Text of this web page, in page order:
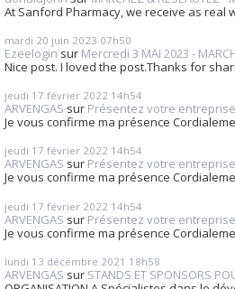
At Sanford Pharmacy, we receive as real
mardi 20 juin 2023 07h50
Ezeelogin sur Mercredi 3 MAI 2023 -
Nice post. I loved the post.Thanks for
jeudi 17 février 2022 14h54
ARVENGAS sur Présentez votre
Je vous confirme ma présence
jeudi 17 février 2022 14h54
ARVENGAS sur Présentez votre
Je vous confirme ma présence
jeudi 17 février 2022 14h54
ARVENGAS sur Présentez votre
Je vous confirme ma présence
lundi 13 décembre 2021 18h58
ARVENGAS sur STANDS ET SPONSORS